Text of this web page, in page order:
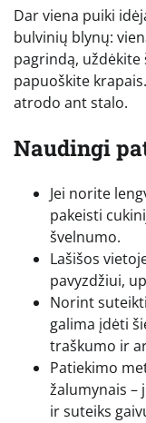
Dar viena puiki
bulvinių blynų:
pagrindą, uždėkite
papuoškite
atrodo ant stalo.
Naudingi
Jei norite
pakeisti
švelnumo.
Lašišos
pavyzdžiui,
Norint
galima įdėti
traškumo ir
Patiekimo
žalumynais –
ir suteiks